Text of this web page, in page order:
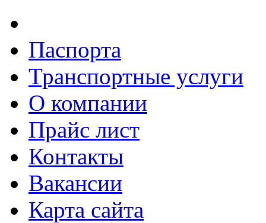
Паспорта
Транспортные услуги
О компании
Прайс лист
Контакты
Вакансии
Карта сайта